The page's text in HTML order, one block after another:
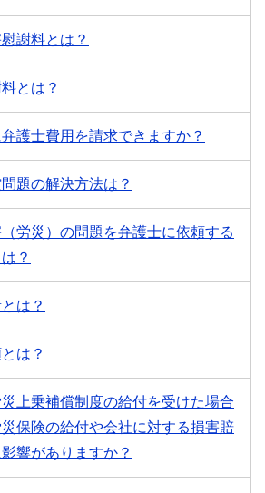
謝料とは？
とは？
護士費用を請求できますか？
題の解決方法は？
労災）の問題を弁護士に依頼する
？
は？
は？
上乗補償制度の給付を受けた場合
保険の給付や会社に対する損害賠
響がありますか？